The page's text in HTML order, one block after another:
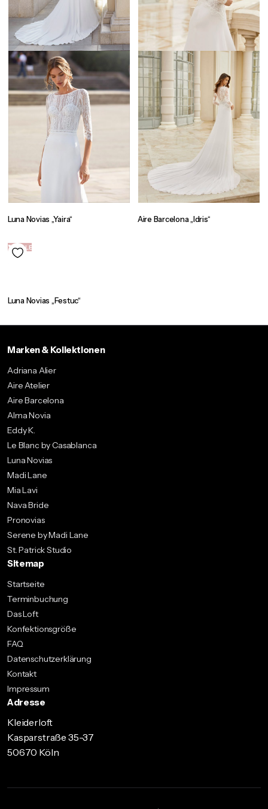
Luna Novias „Yaira“ Aire Barcelona „Idris“
SALE
Luna Novias „Festuc“
Marken & Kollektionen
Adriana Alier
Aire Atelier
Aire Barcelona
Alma Novia
Eddy K.
Le Blanc by Casablanca
Luna Novias
Madi Lane
Mia Lavi
Nava Bride
Pronovias
Serene by Madi Lane
St. Patrick Studio
Sitemap
Startseite
Terminbuchung
Das Loft
Konfektionsgröße
FAQ
Datenschutzerklärung
Kontakt
Impressum
Adresse
Kleiderloft
Kasparstraße 35-37
50670 Köln